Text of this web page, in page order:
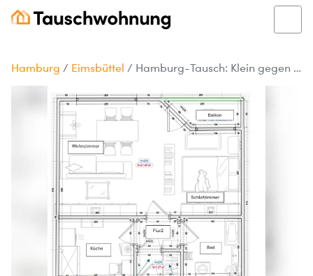
Hamburg / Eimsbüttel / Hamburg-Tausch: Klein gegen Groß!